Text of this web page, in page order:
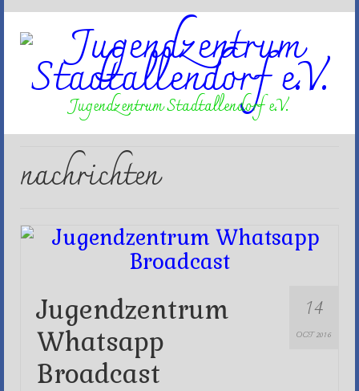
Jugendzentrum Stadtallendorf e.V.
nachrichten
14
OCT 2016
Jugendzentrum
Whatsapp
Broadcast